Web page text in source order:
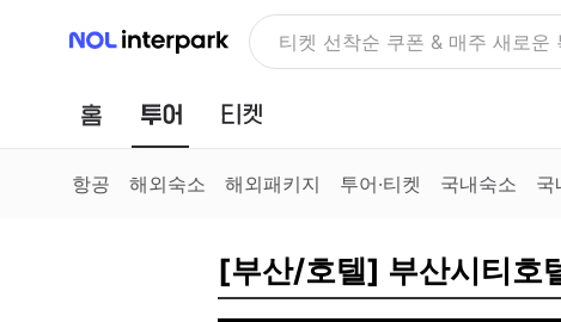
NOL 인터파크 NOLDAY, 최대 70% 여행 혜택
홈 투어
항공 해외숙소 해외패키지 투어·티켓 국내숙소 국
[부산/호텔] 부산시티호